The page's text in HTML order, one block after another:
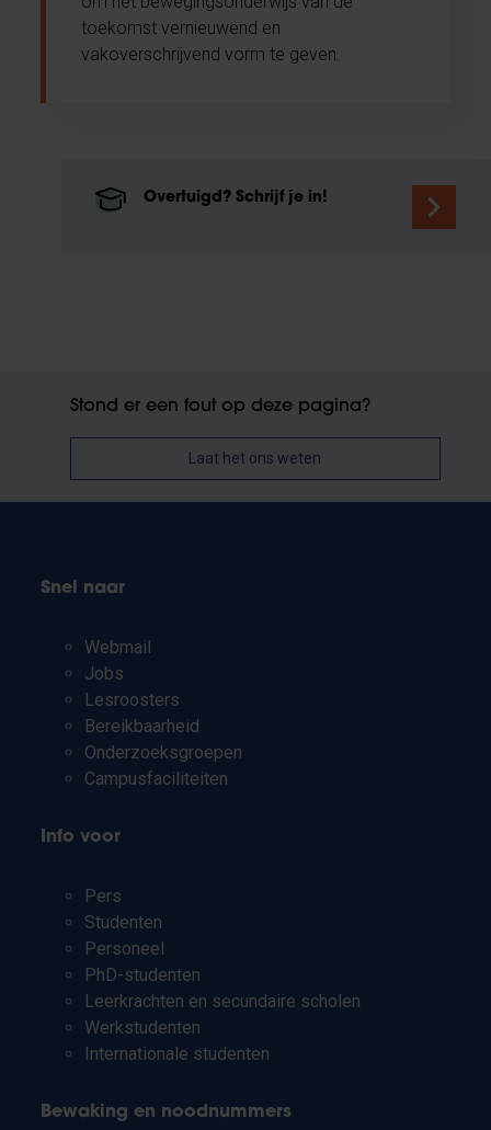
toekomst vernieuwend en
vakoverschrijvend vorm te geven.
Overtuigd? Schrijf je in!
Stond er een fout op deze pagina?
Laat het ons weten
Snel naar
Webmail
Jobs
Lesroosters
Bereikbaarheid
Onderzoeksgroepen
Campusfaciliteiten
Info voor
Pers
Studenten
Personeel
PhD-studenten
Leerkrachten en secundaire scholen
Werkstudenten
Internationale studenten
Bewaking en noodnummers